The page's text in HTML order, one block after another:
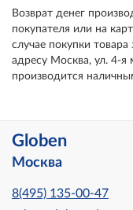
Возврат денег
покупателя или на
случае покупки
адресу Москва, ул. 4-я
производится
Globen
Москва
8(495) 135-00-47